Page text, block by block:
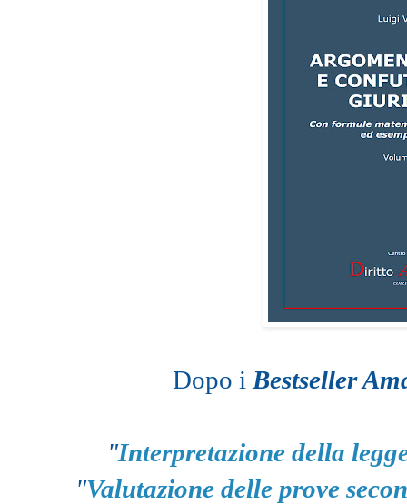
Dopo i Bestseller
"Interpretazione della
"Valutazione delle prove